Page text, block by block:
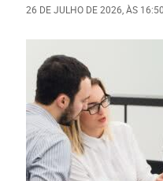
26 DE JULHO DE 2026 , ÀS 16:50